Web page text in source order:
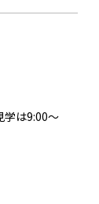
は9:00～